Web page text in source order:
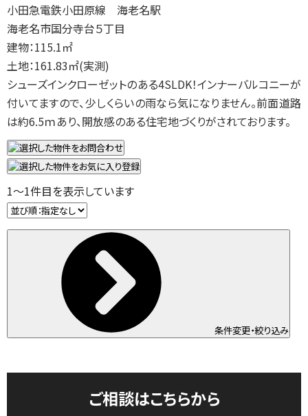
小田急電鉄小田原線 海老名駅
海老名市国分寺台５丁目
建物：115.1㎡
土地：161.83㎡(実測)
シューズインクローゼットのある4SLDK！インナーバルコニーが
付いてますので、少しくらいの雨なら気になりません。前面道路
は約6.5ｍあり、開放感のある住宅地づくりがされております。
1～1件目を表示しています
条件変更・絞り込み
ご相談はこちらから